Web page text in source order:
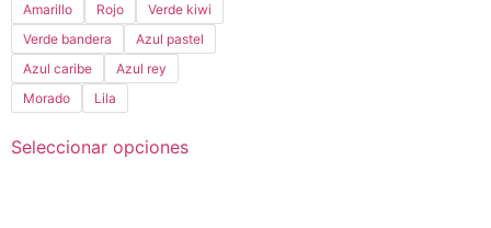
Amarillo
Rojo
Verde kiwi
Verde bandera
Azul pastel
Azul caribe
Azul rey
Morado
Lila
Seleccionar opciones